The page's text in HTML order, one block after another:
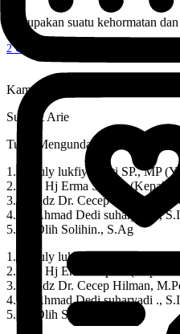
Merupakan suatu kehormatan
2Comments
Kami Yang Berbahagia,
Sulis & Arie
Turut Mengundang :
1. Hj luly lukfiyayanti SP., MP
2. Dra. Hj Erma Sopiah (Kepala
3. Ustadz Dr. Cecep Hilman,
4. H. Ahmad Dedi suharyadi .,
5. H. Olih Solihin., S.Ag
1. Hj luly lukfiyayanti SP., MP
2. Dra. Hj Erma Sopiah (Kepala
3. Ustadz Dr. Cecep Hilman,
4. H. Ahmad Dedi suharyadi .,
5. H. Olih Solihin., S.Ag